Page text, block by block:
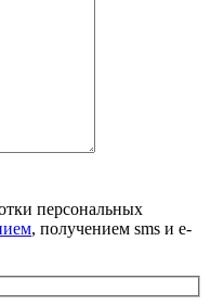
персональных
, получением sms и e-